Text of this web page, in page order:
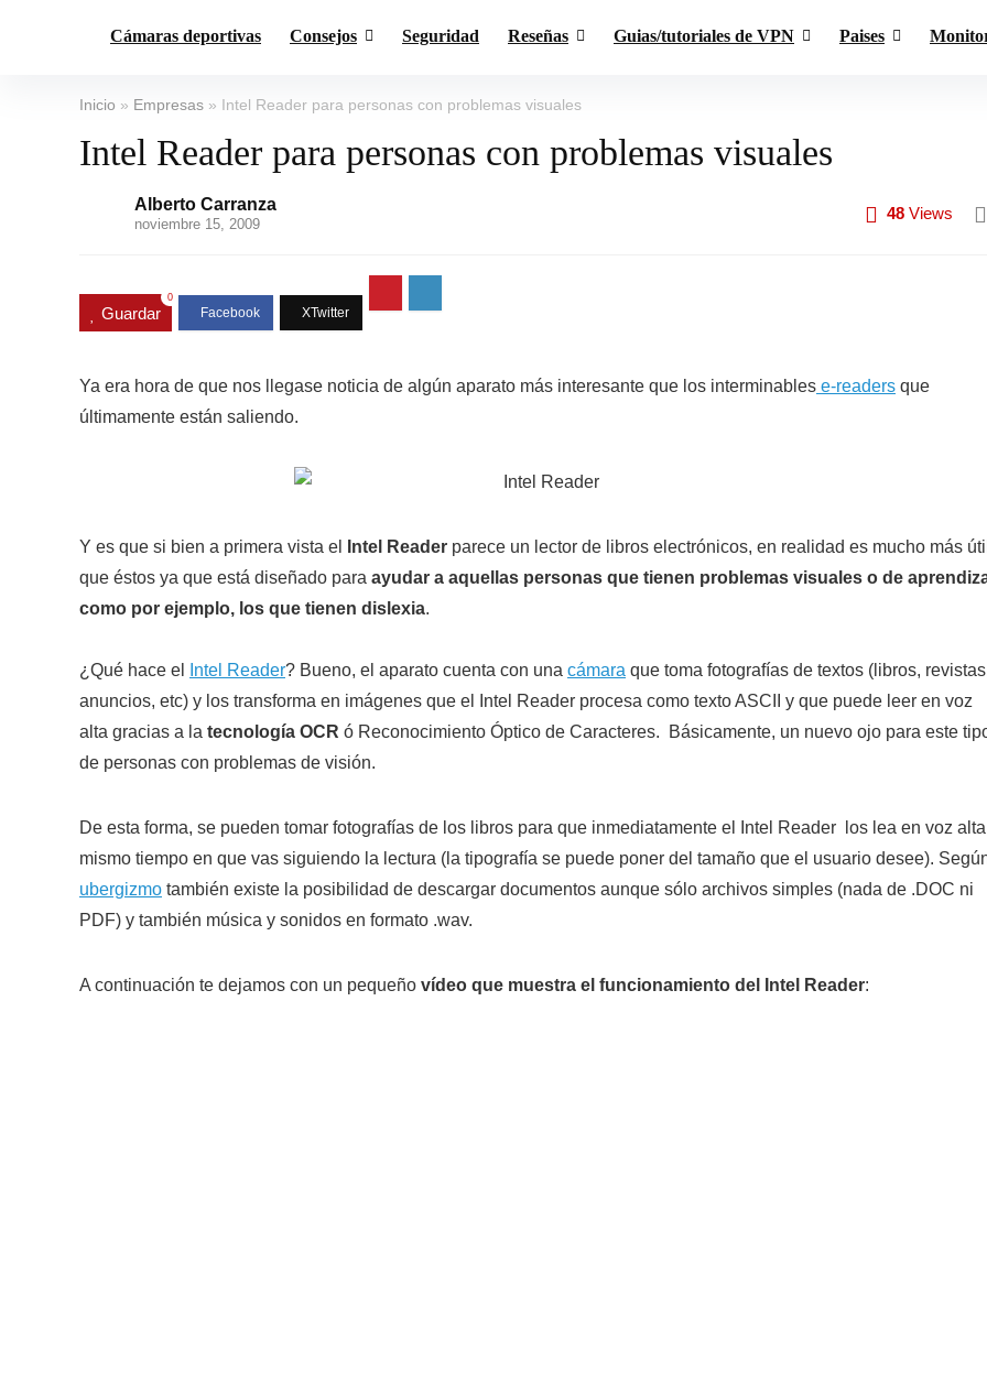
Cámaras deportivas Consejos Seguridad Reseñas Guias/tutoriales de VPN Paises
Inicio » Empresas » Intel Reader para personas con problemas visuales
Intel Reader para personas con problemas visuales
Alberto Carranza
noviembre 15, 2009
48 Views
Guardar
0
Ya era hora de que nos llegase noticia de algún aparato más interesante que los interminables e-readers que
últimamente están saliendo.
Y es que si bien a primera vista el Intel Reader parece un lector de libros electrónicos, en realidad es mucho más útil
que éstos ya que está diseñado para ayudar a aquellas personas que tienen problemas visuales o de
como por ejemplo, los que tienen dislexia.
¿Qué hace el Intel Reader? Bueno, el aparato cuenta con una cámara que toma fotografías de textos (libros,
anuncios, etc) y los transforma en imágenes que el Intel Reader procesa como texto ASCII y que puede leer en voz
alta gracias a la tecnología OCR ó Reconocimiento Óptico de Caracteres. Básicamente, un nuevo ojo para este
de personas con problemas de visión.
De esta forma, se pueden tomar fotografías de los libros para que inmediatamente el Intel Reader los lea en voz alta
mismo tiempo en que vas siguiendo la lectura (la tipografía se puede poner del tamaño que el usuario desee).
ubergizmo también existe la posibilidad de descargar documentos aunque sólo archivos simples (nada de .DOC ni
PDF) y también música y sonidos en formato .wav.
A continuación te dejamos con un pequeño vídeo que muestra el funcionamiento del Intel Reader: